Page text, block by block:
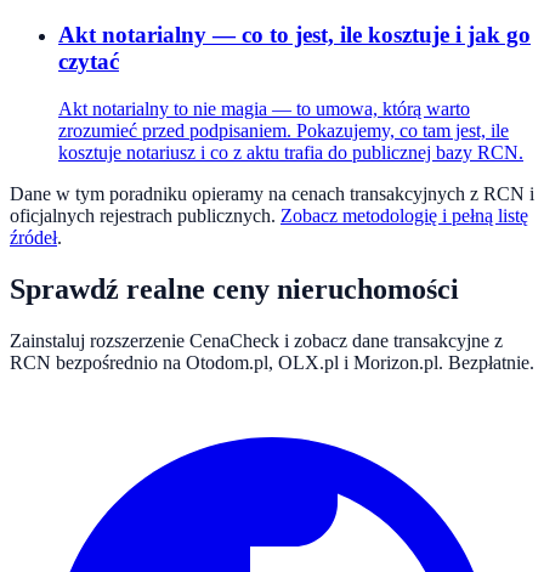
Akt notarialny — co to jest, ile kosztuje i jak go
czytać
Akt notarialny to nie magia — to umowa, którą warto
zrozumieć przed podpisaniem. Pokazujemy, co tam jest, ile
kosztuje notariusz i co z aktu trafia do publicznej bazy RCN.
Dane w tym poradniku opieramy na cenach transakcyjnych z RCN i
oficjalnych rejestrach publicznych. Zobacz metodologię i pełną listę
źródeł.
Sprawdź realne ceny nieruchomości
Zainstaluj rozszerzenie CenaCheck i zobacz dane transakcyjne z
RCN bezpośrednio na Otodom.pl, OLX.pl i Morizon.pl. Bezpłatnie.